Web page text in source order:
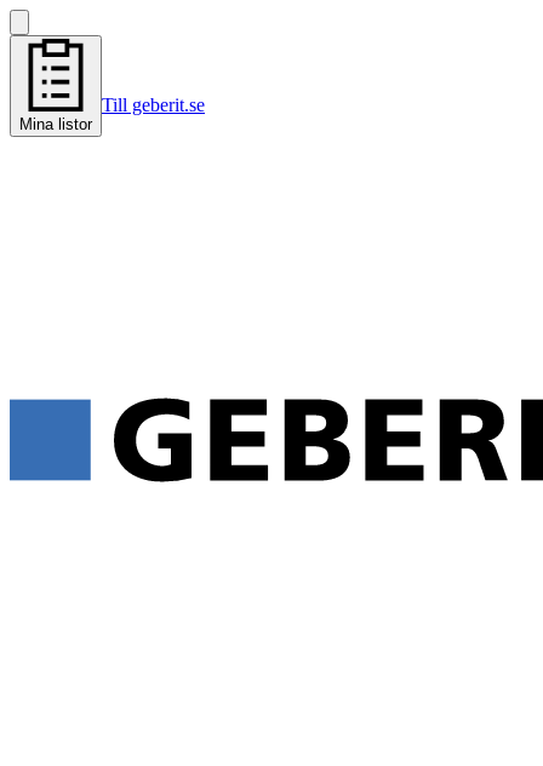
Mina listor
Till geberit.se